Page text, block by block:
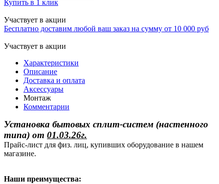
Купить в 1 клик
Участвует в акции
Бесплатно доставим любой ваш заказ на сумму от 10 000 руб
Участвует в акции
Характеристики
Описание
Доставка и оплата
Аксессуары
Монтаж
Комментарии
Установка бытовых сплит-систем (настенного
типа) от 01.03.26г.
Прайс-лист для физ. лиц, купивших оборудование в нашем
магазине.
Наши преимущества: